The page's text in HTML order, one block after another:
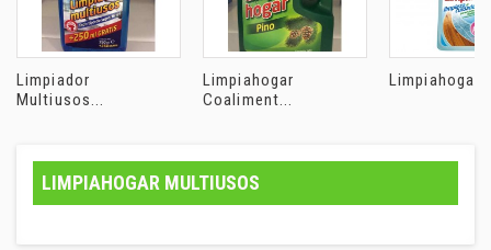
Limpiador
Multiusos...
Limpiahogar
Coaliment...
Limpiahogar
LIMPIAHOGAR MULTIUSOS